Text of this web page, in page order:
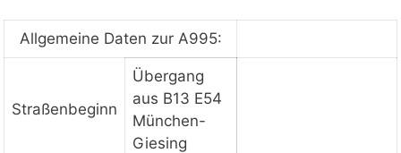
ansehen
Staukarte laden
Allgemeine Daten zur A995:
Straßenbeginn
Übergang
aus B13 E54
München-
Giesing